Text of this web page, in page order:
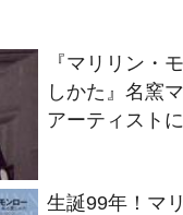
『マリリン・
しかた』名窯
アーティスト
生誕99年！マ